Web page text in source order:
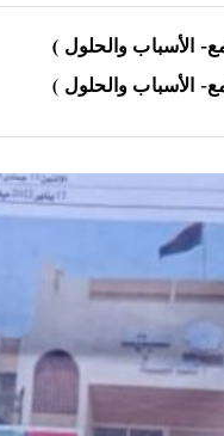
الأسباب والحلول )
الأسباب والحلول )